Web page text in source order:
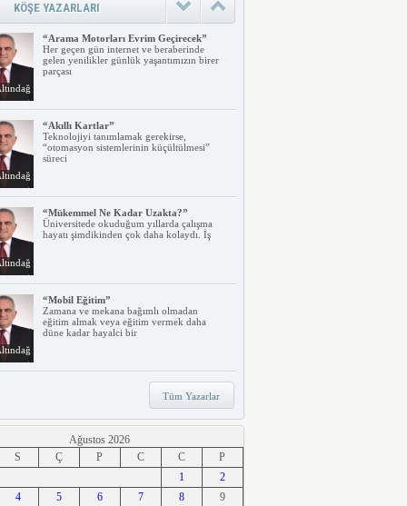
KÖŞE YAZARLARI
“Arama Motorları Evrim Geçirecek”
Her geçen gün internet ve beraberinde
gelen yenilikler günlük yaşantımızın birer
parçası
“Akıllı Kartlar”
Teknolojiyi tanımlamak gerekirse,
“otomasyon sistemlerinin küçültülmesi”
süreci
“Mükemmel Ne Kadar Uzakta?”
Üniversitede okuduğum yıllarda çalışma
hayatı şimdikinden çok daha kolaydı. İş
“Mobil Eğitim”
Zamana ve mekana bağımlı olmadan
eğitim almak veya eğitim vermek daha
düne kadar hayalci bir
“Teknoloji, Hızlı Tren ve İrem…”
Belki dikkatinizi çekmiştir. Türkiye’nin ilk
hızlı treni Ankara – Eskişehir
“Ne Duruyorsunuz, Dijitalleşsenize!”
Arabanız kendi kendine park ederken, siz
apartmanınıza giriyor ve evinizin kapısını
Tüm Yazarlar
Ağustos 2026
S Ç P C C
P
1
2
4 5 6 7 8
9